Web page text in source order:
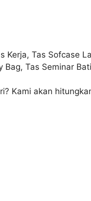
Kerja, Tas Sofcase
Tas Seminar
Kami akan